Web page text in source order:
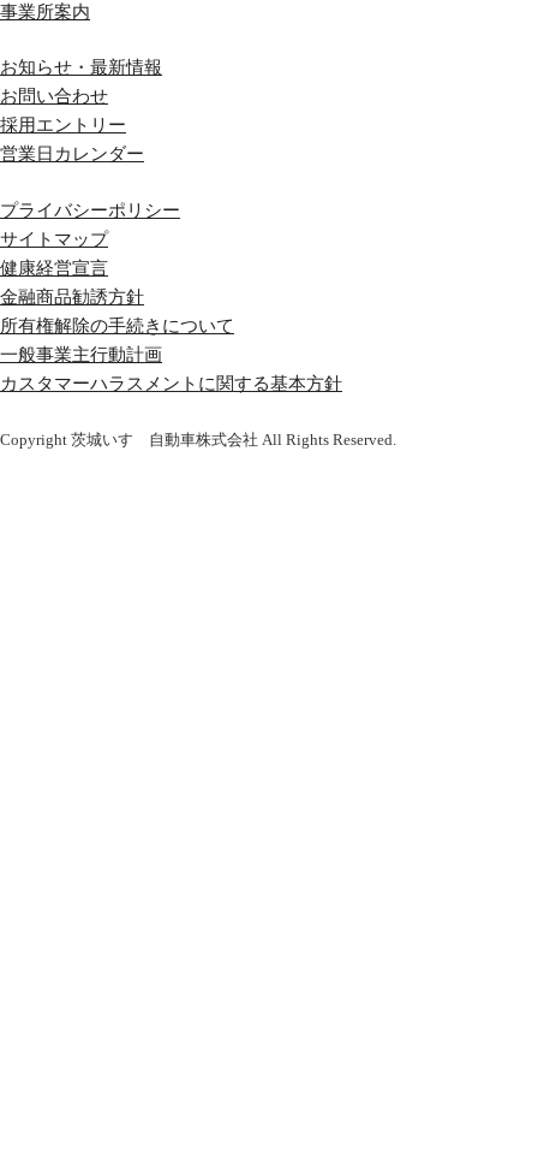
事業所案内
お知らせ・最新情報
お問い合わせ
採用エントリー
営業日カレンダー
プライバシーポリシー
サイトマップ
健康経営宣言
金融商品勧誘方針
所有権解除の手続きについて
一般事業主行動計画
カスタマーハラスメントに関する基本方針
Copyright 茨城いすゞ自動車株式会社 All Rights Reserved.